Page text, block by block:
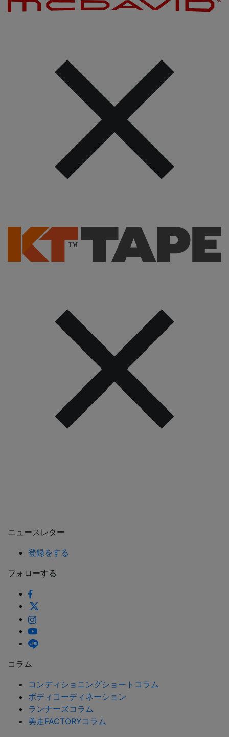
ニュースレター
登録をする
フォローする
コラム
コンディショニングショートコラム
ボディコーディネーション
ランナーズコラム
美走FACTORYコラム